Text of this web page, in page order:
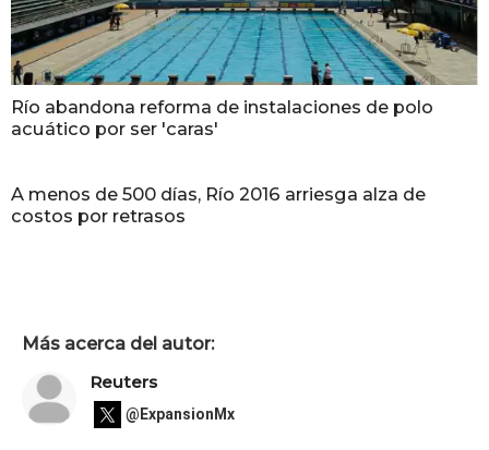
Río abandona reforma de instalaciones de polo
acuático por ser 'caras'
A menos de 500 días, Río 2016 arriesga alza de
costos por retrasos
Más acerca del autor:
Reuters
@ExpansionMx